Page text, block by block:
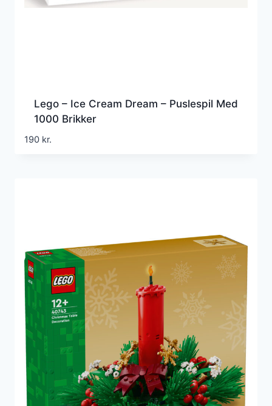
Lego – Ice Cream Dream – Puslespil Med
1000 Brikker
190 kr.